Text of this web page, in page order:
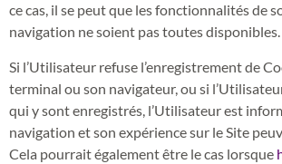
ce cas, il se peut que les fonctionnalités de
navigation ne soient pas toutes disponibles.
Si l’Utilisateur refuse l’enregistrement de
terminal ou son navigateur, ou si
qui y sont enregistrés, l’Utilisateur est
navigation et son expérience sur le Site
Cela pourrait également être le cas lorsque